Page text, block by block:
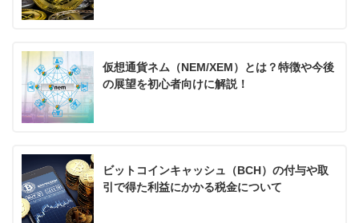
仮想通貨ネム（NEM/XEM）とは？特徴や今後
の展望を初心者向けに解説！
ビットコインキャッシュ（BCH）の付与や取
引で得た利益にかかる税金について